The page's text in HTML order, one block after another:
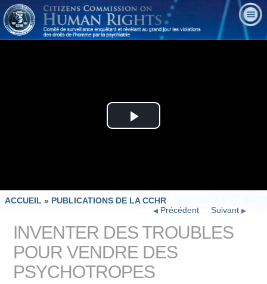
Play
ACCUEIL » PUBLICATIONS DE LA CCHR
Suivant
Précédent
INVENTER DES TROUBLES
POUR VENDRE DES
PSYCHOTROPES